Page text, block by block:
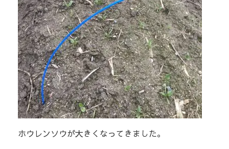
ホウレンソウが大きくなってきました。